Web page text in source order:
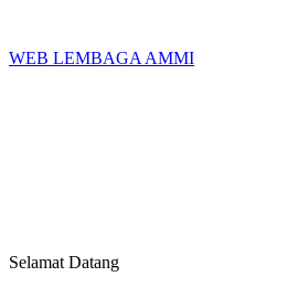
content
WEB LEMBAGA AMMI
Selamat Datang